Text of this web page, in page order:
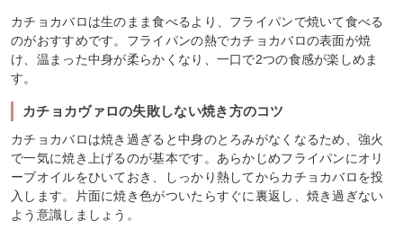
カチョカバロは生のまま食べるより、フライパンで焼いて食べる
のがおすすめです。フライパンの熱でカチョカバロの表面が焼
け、温まった中身が柔らかくなり、一口で2つの食感が楽しめま
す。
カチョカヴァロの失敗しない焼き方のコツ
カチョカバロは焼き過ぎると中身のとろみがなくなるため、強火
で一気に焼き上げるのが基本です。あらかじめフライパンにオリ
ーブオイルをひいておき、しっかり熱してからカチョカバロを投
入します。片面に焼き色がついたらすぐに裏返し、焼き過ぎない
よう意識しましょう。